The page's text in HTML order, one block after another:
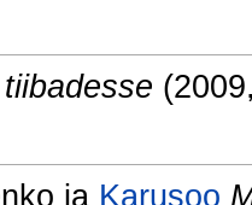
ja Karusoo